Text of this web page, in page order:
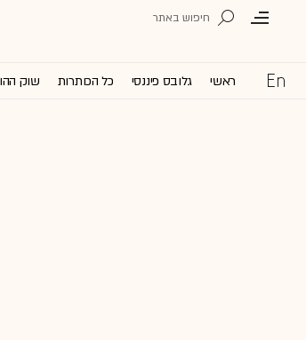
ראשי גלובס פיננסי כל הכותרות שוק